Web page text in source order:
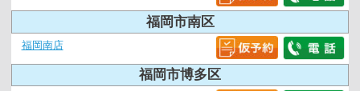
福岡市南区
福岡南店
福岡市博多区